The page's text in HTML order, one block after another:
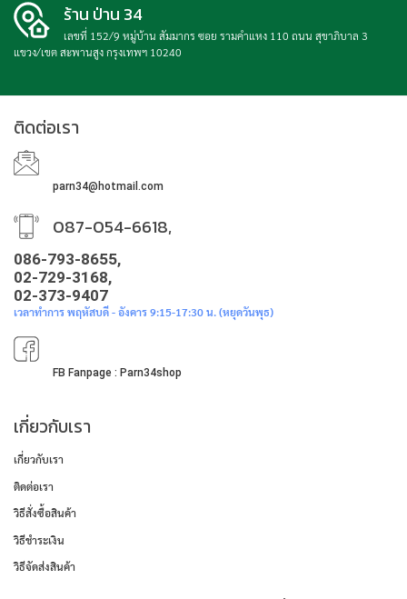
ร้าน ป่าน 34
เลขที่ 152/9 หมู่บ้าน สัมมากร ซอย รามคำแหง 110 ถนน สุขาภิบาล 3
แขวง/เขต สะพานสูง กรุงเทพฯ 10240
ติดต่อเรา
parn34@hotmail.com
087-054-6618,
086-793-8655,
02-729-3168,
02-373-9407
เวลาทำการ พฤหัสบดี - อังคาร 9:15-17:30 น. (หยุดวันพุธ)
FB Fanpage : Parn34shop
เกี่ยวกับเรา
เกี่ยวกับเรา
ติดต่อเรา
วิธีสั่งซื้อสินค้า
วิธีชำระเงิน
วิธีจัดส่งสินค้า